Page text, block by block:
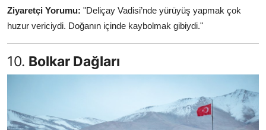
Ziyaretçi Yorumu: "Deliçay Vadisi’nde yürüyüş yapmak çok
huzur vericiydi. Doğanın içinde kaybolmak gibiydi."
10. Bolkar Dağları